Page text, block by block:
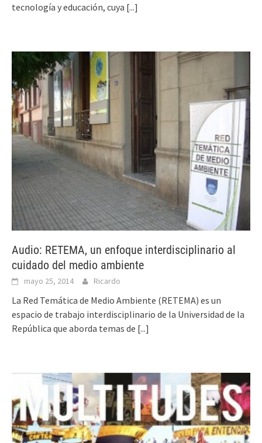
tecnología y educación, cuya [...]
Audio: RETEMA, un enfoque interdisciplinario al
cuidado del medio ambiente
mayo 25, 2014 Ricardo
La Red Temática de Medio Ambiente (RETEMA) es un
espacio de trabajo interdisciplinario de la Universidad de la
República que aborda temas de [...]